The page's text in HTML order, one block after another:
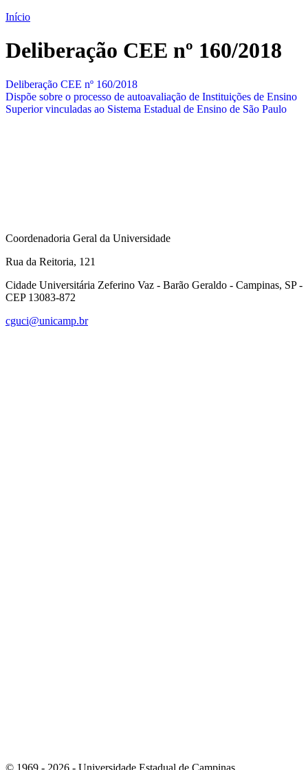
Início
Deliberação CEE nº 160/2018
Deliberação CEE nº 160/2018
Dispõe sobre o processo de autoavaliação de Instituições de Ensino
Superior vinculadas ao Sistema Estadual de Ensino de São Paulo
Coordenadoria Geral da Universidade
Rua da Reitoria, 121
Cidade Universitária Zeferino Vaz - Barão Geraldo - Campinas, SP -
CEP 13083-872
cguci@unicamp.br
© 1969 - 2026 - Universidade Estadual de Campinas